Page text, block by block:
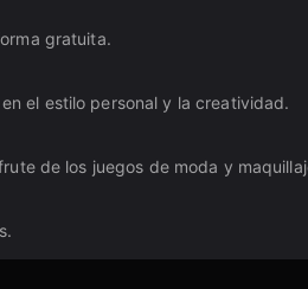
gratuita.
el estilo personal y la creatividad.
de los juegos de moda y